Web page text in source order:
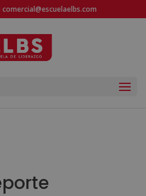
comercial@escuelaelbs.com